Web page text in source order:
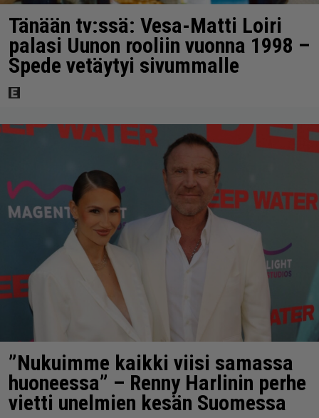
Tänään tv:ssä: Vesa-Matti Loiri
palasi Uunon rooliin vuonna 1998 –
Spede vetäytyi sivummalle
”Nukuimme kaikki viisi samassa
huoneessa” – Renny Harlinin perhe
vietti unelmien kesän Suomessa